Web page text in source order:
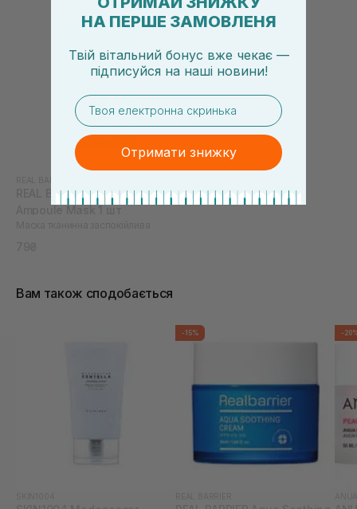
REAL BARRIER Aqua Soothing
Вам також сподобається
-15% -
НА ПЕРШЕ ЗАМОВЛЕНЯ
Твій вітальний бонус вже чекає —
підписуйся на наші новини!
email
Отримати знижку